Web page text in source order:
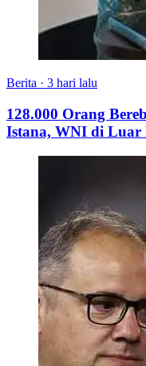
Berita · 3 hari lalu
128.000 Orang
Istana, WNI di Luar